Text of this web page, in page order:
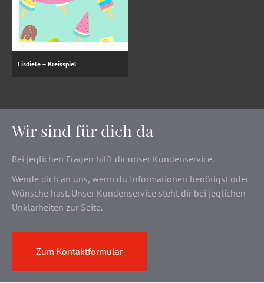
Eisdiele – Kreisspiel
Wir sind für dich da
Bei jeglichen Fragen hilft dir unser Kundenservice.
Wende dich an uns, wenn du Informationen benötigst oder
Wünsche hast. Unser Kundenservice steht dir bei jeglichen
Unklarheiten zur Seite.
Zum Kontaktformular